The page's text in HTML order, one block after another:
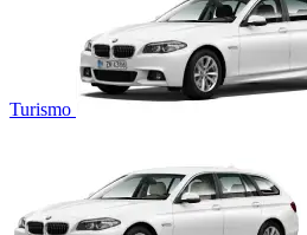
Turismo